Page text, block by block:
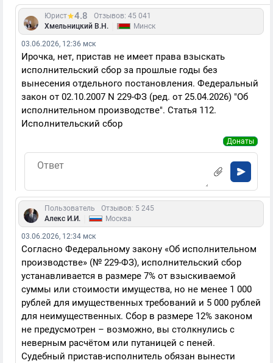
Юрист 4.8
Отзывов: 45 041
Хмельницкий В.Н.
Минск
03.06.2026, 12:36 мск
Ирочка, нет, пристав не имеет права взыскать
исполнительский сбор за прошлые годы без
вынесения отдельного постановления. Федеральный
закон от 02.10.2007 N 229-ФЗ (ред. от 25.04.2026) "Об
исполнительном производстве". Статья 112.
Исполнительский сбор
Донаты
Пользователь
Отзывов: 5 245
Алекс И.И.
Москва
03.06.2026, 12:34 мск
Согласно Федеральному закону «Об исполнительном
производстве» (№ 229-ФЗ), исполнительский сбор
устанавливается в размере 7% от взыскиваемой
суммы или стоимости имущества, но не менее 1 000
рублей для имущественных требований и 5 000 рублей
для неимущественных. Сбор в размере 12% законом
не предусмотрен – возможно, вы столкнулись с
неверным расчётом или путаницей с пеней.
Судебный пристав-исполнитель обязан вынести